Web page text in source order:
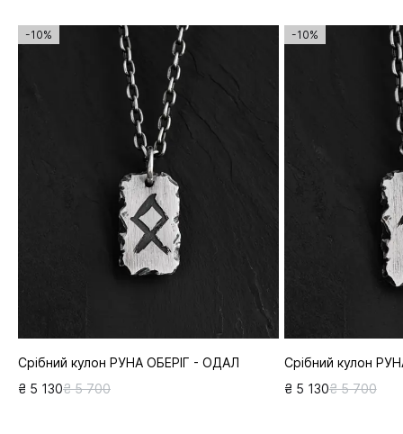
-10%
Срібний кулон РУНА ОБЕРІГ - ОДАЛ
₴ 5 130₴ 5 700
-10%
Срібний кулон
₴ 5 130₴ 5 700